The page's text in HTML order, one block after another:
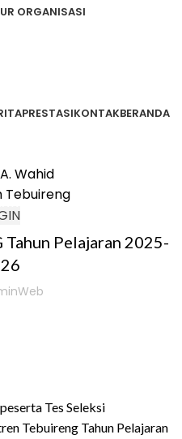
ORGANISASI
PRESTASIKONTAKBERANDA
Tahun Pelajaran 2025-
Tes Seleksi
Tebuireng Tahun Pelajaran